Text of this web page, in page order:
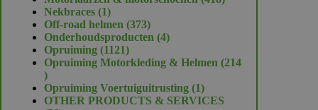
Nekbraces 11
product
Off-road helmen 373373
producten
Onderhoudsproducten 44
Opruiming 11211121
producten
Opruiming Motorkleding & Helmen
214
214
producten
Opruiming Voertuiguitrusting 11
product
OTHER PRODUCTS & SERVICES